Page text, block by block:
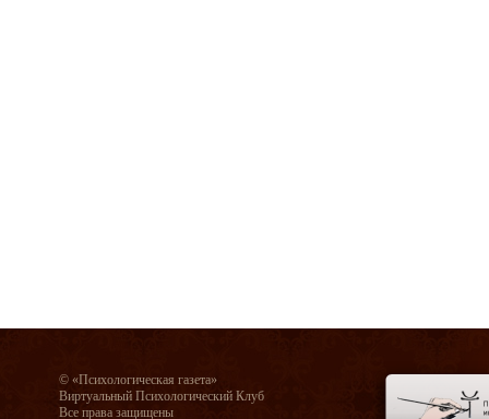
© «Психологическая газета»
Виртуальный Психологический Клуб
Все права защищены